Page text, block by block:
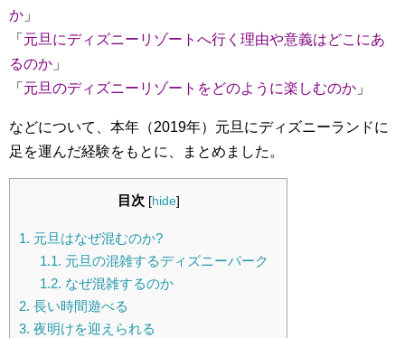
か 」
「 元旦にディズニーリゾートへ行く理由や意義はどこにあ
るのか 」
「 元旦のディズニーリゾートをどのように楽しむのか 」
などについて、本年（2019年）元旦にディズニーランドに
足を運んだ経験をもとに、まとめました。
目次 [hide]
1. 元旦はなぜ混むのか?
1.1. 元旦の混雑するディズニーパーク
1.2. なぜ混雑するのか
2. 長い時間遊べる
3. 夜明けを迎えられる